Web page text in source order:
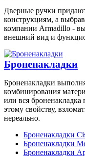
Дверные ручки
конструкциям, а
компании Armadillo -
внешний вид и
Броненакладки
Броненакладки
комбинирования
или вся броненакладка
этому свойству,
нереально.
Броненакладки
Броненакладки
Броненакладки